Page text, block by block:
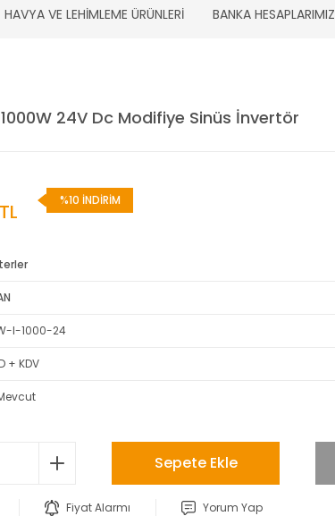
HAVYA VE LEHİMLEME ÜRÜNLERİ BANKA HESAPLARIMIZ
24V Dc Modifiye Sinüs İnvertör
%10 İNDİRİM
I-1000-24
+ KDV
Sepete Ekle
Fiyat Alarmı Yorum Yap